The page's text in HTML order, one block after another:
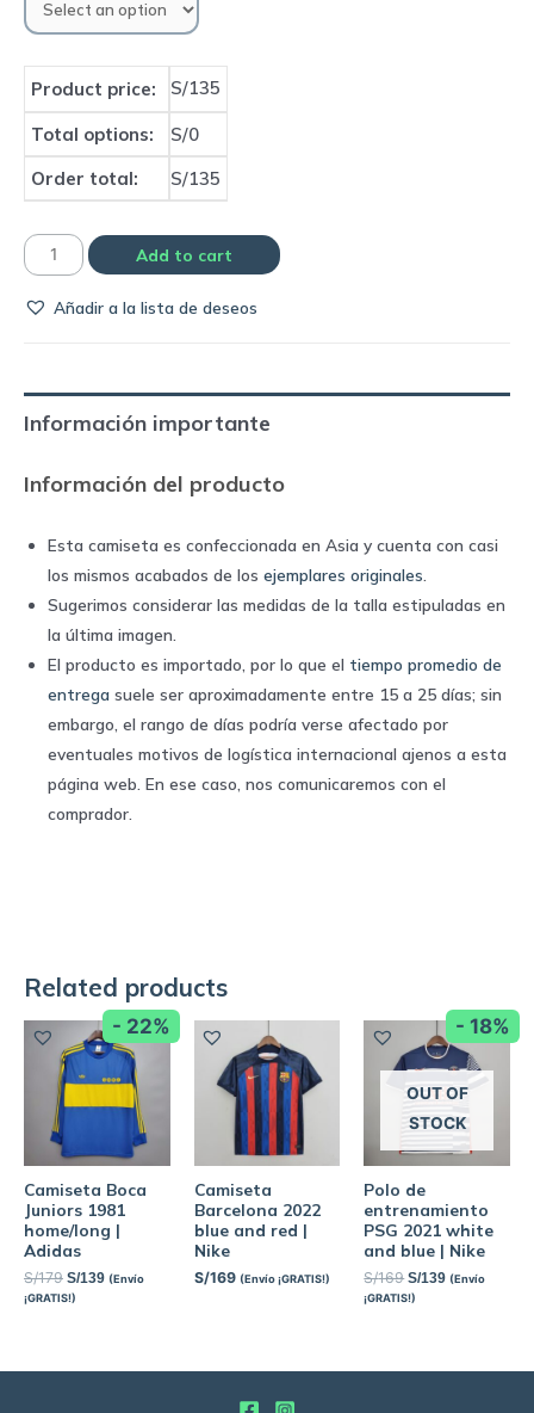
Product price: S/135
Total options:
S/0
Order total:
S/135
Camiseta
de
away
|
quantity
Add to cart
Añadir a la lista de deseos
Información importante
Información del producto
Esta camiseta es confeccionada en Asia y cuenta con casi
los mismos acabados de los ejemplares originales.
Sugerimos considerar las medidas de la talla estipuladas en
la última imagen.
El producto es importado, por lo que el tiempo promedio de
entrega suele ser aproximadamente entre 15 a 25 días; sin
embargo, el rango de días podría verse afectado por
eventuales motivos de logística internacional ajenos a esta
página web. En ese caso, nos comunicaremos con el
comprador.
Related products
- 22%
Camiseta Boca
Juniors 1981
home/long |
Adidas
S/179 S/139 (Envío
¡GRATIS!)
Camiseta
Barcelona 2022
blue and red |
Nike
S/169 (Envío ¡GRATIS!)
- 18%
OUT OF
STOCK
Polo de
entrenamiento
PSG 2021 white
and blue | Nike
S/169 S/139 (Envío
¡GRATIS!)